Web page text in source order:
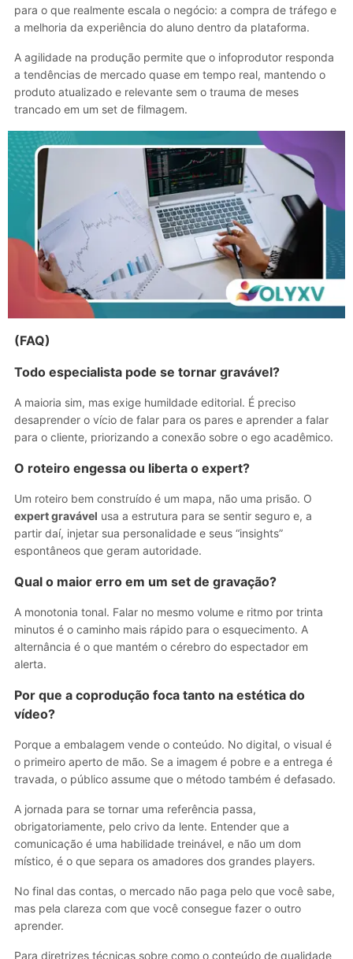
para o que realmente escala o negócio: a compra de tráfego e
a melhoria da experiência do aluno dentro da plataforma.
A agilidade na produção permite que o infoprodutor responda
a tendências de mercado quase em tempo real, mantendo o
produto atualizado e relevante sem o trauma de meses
trancado em um set de filmagem.
(FAQ)
Todo especialista pode se tornar gravável?
A maioria sim, mas exige humildade editorial. É preciso
desaprender o vício de falar para os pares e aprender a falar
para o cliente, priorizando a conexão sobre o ego acadêmico.
O roteiro engessa ou liberta o expert?
Um roteiro bem construído é um mapa, não uma prisão. O
expert gravável usa a estrutura para se sentir seguro e, a
partir daí, injetar sua personalidade e seus “insights”
espontâneos que geram autoridade.
Qual o maior erro em um set de gravação?
A monotonia tonal. Falar no mesmo volume e ritmo por trinta
minutos é o caminho mais rápido para o esquecimento. A
alternância é o que mantém o cérebro do espectador em
alerta.
Por que a coprodução foca tanto na estética do
vídeo?
Porque a embalagem vende o conteúdo. No digital, o visual é
o primeiro aperto de mão. Se a imagem é pobre e a entrega é
travada, o público assume que o método também é defasado.
A jornada para se tornar uma referência passa,
obrigatoriamente, pelo crivo da lente. Entender que a
comunicação é uma habilidade treinável, e não um dom
místico, é o que separa os amadores dos grandes players.
No final das contas, o mercado não paga pelo que você sabe,
mas pela clareza com que você consegue fazer o outro
aprender.
Para diretrizes técnicas sobre como o conteúdo de qualidade